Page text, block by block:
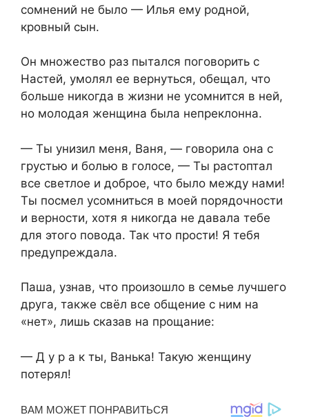
сомнений не было — Илья ему родной,
кровный сын.
Он множество раз пытался поговорить с
Настей, умолял ее вернуться, обещал, что
больше никогда в жизни не усомнится в ней,
но молодая женщина была непреклонна.
— Ты унизил меня, Ваня, — говорила она с
грустью и болью в голосе, — Ты растоптал
все светлое и доброе, что было между нами!
Ты посмел усомниться в моей порядочности
и верности, хотя я никогда не давала тебе
для этого повода. Так что прости! Я тебя
предупреждала.
Паша, узнав, что произошло в семье лучшего
друга, также свёл все общение с ним на
«нет», лишь сказав на прощание:
— Д у р а к ты, Ванька! Такую женщину
потерял!